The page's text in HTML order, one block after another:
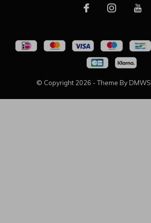
© Copyright 2026 - Theme By DMWS